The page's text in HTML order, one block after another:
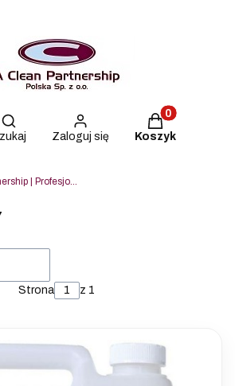
Otwórz wyszukiwarkę
Zaloguj się
Produkty w
Koszyk
czyszczące Lahega, Blue & Green i Strovels
Strona z 1